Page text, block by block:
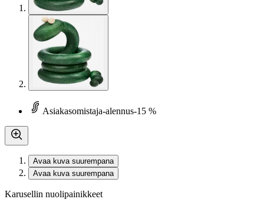
Asiakasomistaja-alennus-15 %
Avaa kuva suurempana
Avaa kuva suurempana
Karusellin nuolipainikkeet